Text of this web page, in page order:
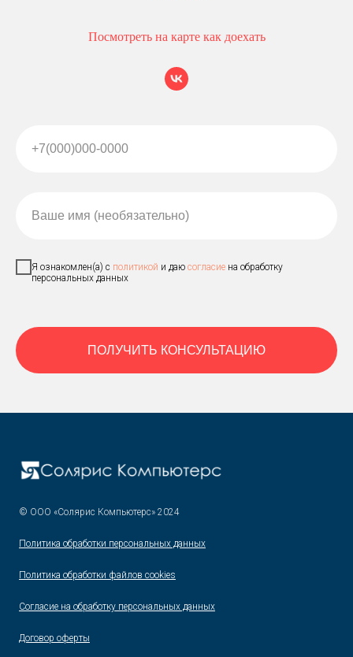
Посмотреть на карте как доехать
+7(000)000-0000
Ваше имя (необязательно)
Я ознакомлен(а) с политикой и даю согласие на обработку
персональных данных
ПОЛУЧИТЬ КОНСУЛЬТАЦИЮ
© ООО «Солярис Компьютерс» 2024
Политика обработки персональных данных
Политика обработки файлов сookies
Согласие на обработку персональных данных
Договор оферты